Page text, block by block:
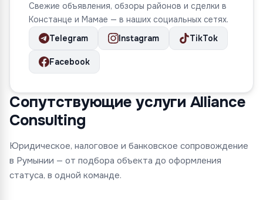
Свежие объявления, обзоры районов и сделки в
Констанце и Мамае — в наших социальных сетях.
Telegram
Instagram TikTok
Facebook
Сопутствующие услуги Alliance
Consulting
Юридическое, налоговое и банковское сопровождение
в Румынии — от подбора объекта до оформления
статуса, в одной команде.